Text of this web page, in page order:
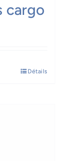
cargo
Détails